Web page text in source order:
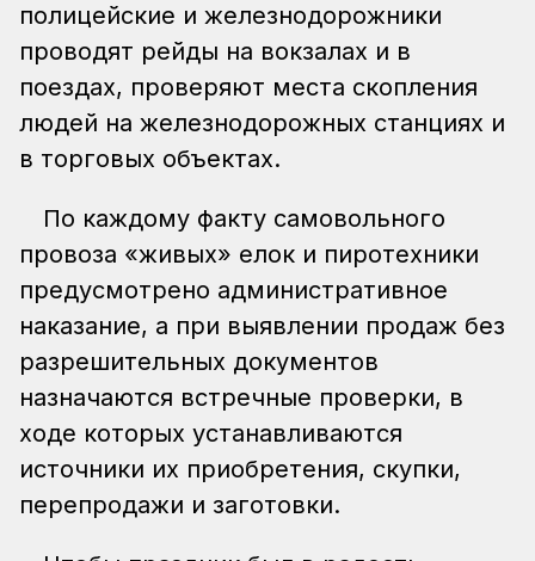
полицейские и железнодорожники
проводят рейды на вокзалах и в
поездах, проверяют места скопления
людей на железнодорожных станциях и
в торговых объектах.
По каждому факту самовольного
провоза «живых» елок и пиротехники
предусмотрено административное
наказание, а при выявлении продаж без
разрешительных документов
назначаются встречные проверки, в
ходе которых устанавливаются
источники их приобретения, скупки,
перепродажи и заготовки.